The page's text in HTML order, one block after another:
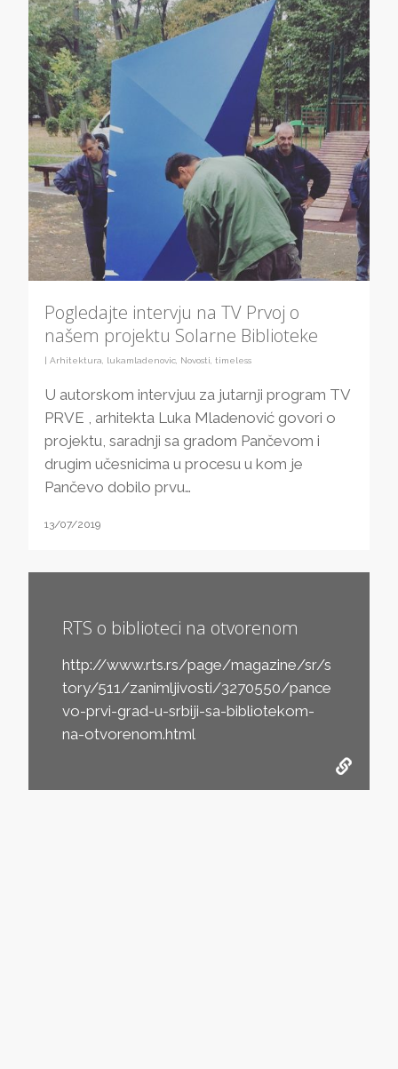
Pogledajte intervju na TV Prvoj o
našem projektu Solarne Biblioteke
| Arhitektura lukamladenovic Novosti timeless
U autorskom intervjuu za jutarnji program TV
PRVE , arhitekta Luka Mladenović govori o
projektu, saradnji sa gradom Pančevom i
drugim učesnicima u procesu u kom je
Pančevo dobilo prvu…
13/07/2019
RTS o biblioteci na otvorenom
http://www.rts.rs/page/magazine/sr/s
tory/511/zanimljivosti/3270550/pance
vo-prvi-grad-u-srbiji-sa-bibliotekom-
na-otvorenom.html